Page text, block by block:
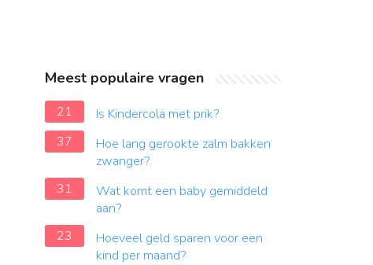
Meest populaire vragen
21
Is Kindercola met prik?
37
Hoe lang gerookte zalm bakken
zwanger?
31
Wat komt een baby gemiddeld
aan?
23
Hoeveel geld sparen voor een
kind per maand?